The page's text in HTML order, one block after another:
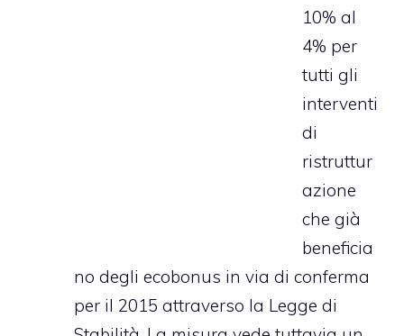
10% al
4% per
tutti gli
interventi
di
ristruttur
azione
che già
beneficia
no degli ecobonus in via di conferma
per il 2015 attraverso la Legge di